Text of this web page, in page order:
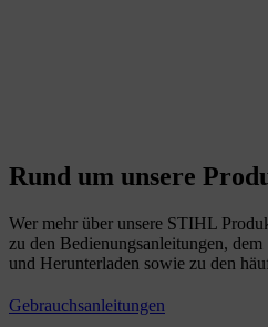
Rund um unsere
Wer mehr über unsere STIHL
zu den Bedienungsanleitungen,
und Herunterladen sowie zu den
Gebrauchsanleitungen